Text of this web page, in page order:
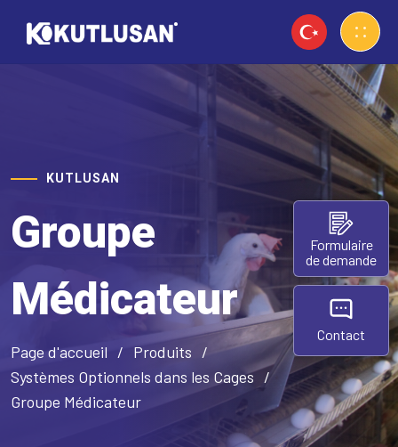
KUTLUSAN
Groupe
Médicateur
Page d'accueil
Produits
Systèmes Optionnels dans les Cages
Groupe Médicateur
Formulaire
de demande
Contact